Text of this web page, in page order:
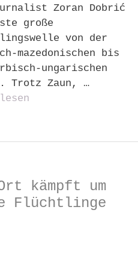
Zoran Dobrić
große
von der
mazedonischen bis
ungarischen
Trotz Zaun, …
kämpft um
Flüchtlinge